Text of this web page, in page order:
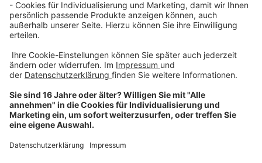
Über uns
Dehner Unternehmen
Jobs bei Dehner